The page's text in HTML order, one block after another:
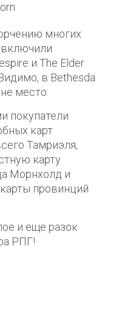
многих
включили
и The Elder
в Bethesda
место.
покупатели
карт
Тамриэля,
карту
Морнхолд и
провинций
и еще разок
РПГ!